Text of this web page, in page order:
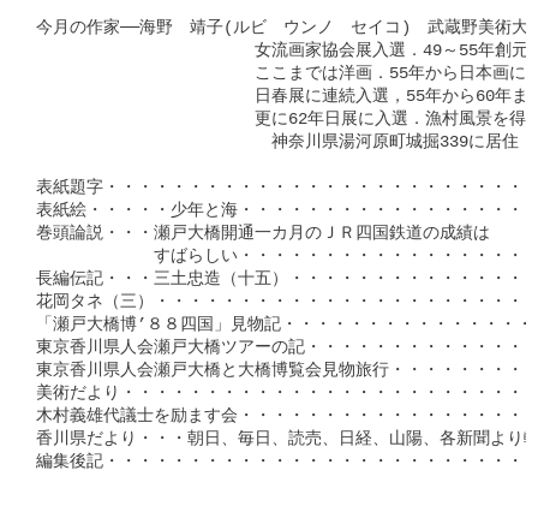
今月の作家──海野　靖子(ルビ　ウンノ　セイコ)　武蔵野美術大
女流画家協会展入選．49～55年創元展４回
ここまでは洋画．55年から日本画に転向，
日春展に連続入選，55年から60年まで日展
更に62年日展に入選．漁村風景を得意と
神奈川県湯河原町城掘339に居住．
表紙題字・・・・・・・・・・・・・・・・・・・・・・・・・
表紙絵・・・・・少年と海・・・・・・・・・・・・・・・・・
巻頭論説・・・瀬戸大橋開通一カ月のＪＲ四国鉄道の成績は
すばらしい・・・・・・・・・・・・・・・・・・・
長編伝記・・・三土忠造（十五）・・・・・・・・・・・・・・
花岡タネ（三）・・・・・・・・・・・・・・・・・・・・・・
「瀬戸大橋博’８８四国」見物記・・・・・・・・・・・・・・
東京香川県人会瀬戸大橋ツアーの記・・・・・・・・・・・・・
東京香川県人会瀬戸大橋と大橋博覧会見物旅行・・・・・・・・
美術だより・・・・・・・・・・・・・・・・・・・・・・・・
木村義雄代議士を励ます会・・・・・・・・・・・・・・・・・
香川県だより・・・朝日、毎日、読売、日経、山陽、各新聞より
編集後記・・・・・・・・・・・・・・・・・・・・・・・・・